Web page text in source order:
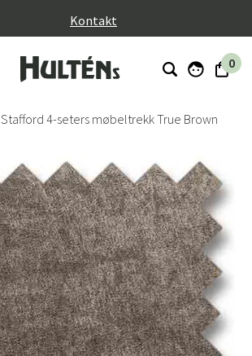
Kontakt
0
Stafford 4-seters møbeltrekk True Brown